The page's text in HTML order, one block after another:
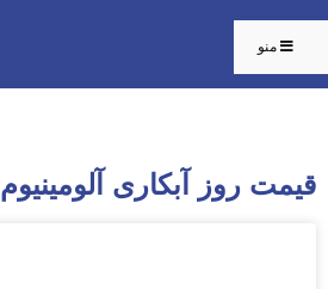
منو
قیمت روز آبکاری آلومینیوم